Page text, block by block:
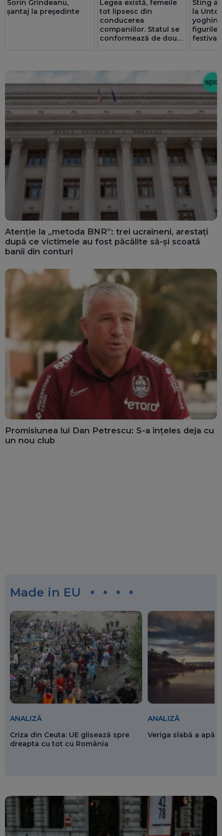
Sorin Grindeanu,
șantaj la președinte
Legea există, femeile
tot lipsesc din
conducerea
companiilor. Statul se
conformează de două
Sting a
la
yoghin
figurile
Atenție la „metoda BNR”: trei ucraineni, arestați
după ce victimele au fost păcălite să-și scoată
banii din conturi
Promisiunea lui Dan Petrescu: S-a înțeles deja cu
un nou club
Made in EU
ANALIZĂ
Criza din Ceuta: UE glisează spre
dreapta cu tot cu România
ANALIZĂ
Veriga slabă a